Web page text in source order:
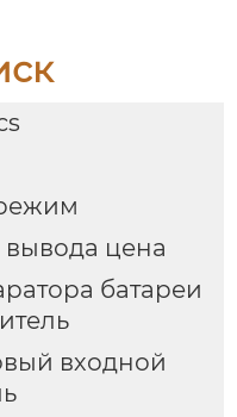
вывода цена
батареи
входной